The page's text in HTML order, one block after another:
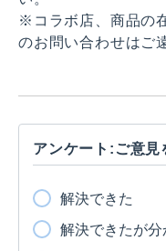
※コラボ店、商品の
のお問い合わせはご
アンケート:ご意見
解決できた
解決できたが分